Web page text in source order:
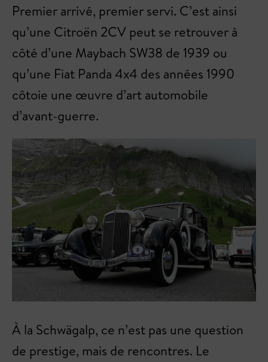
Premier arrivé, premier servi. C’est ainsi
qu’une Citroën 2CV peut se retrouver à
côté d’une Maybach SW38 de 1939 ou
qu’une Fiat Panda 4x4 des années 1990
côtoie une œuvre d’art automobile
d’avant-guerre.
À la Schwägalp, ce n’est pas une question
de prestige, mais de rencontres. Le